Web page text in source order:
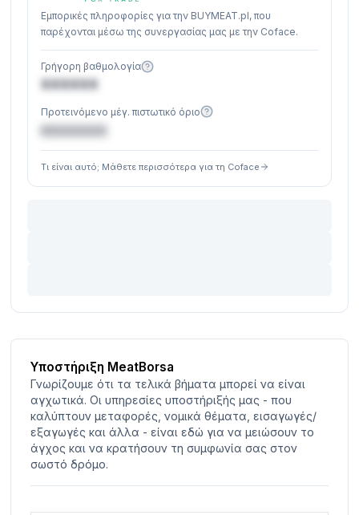
Εμπορικές πληροφορίες για την BUYMEAT.pl, που
παρέχονται μέσω της συνεργασίας μας με την Coface.
Γρήγορη βαθμολογία
XXXXXX
Προτεινόμενο μέγ. πιστωτικό όριο
Τι είναι αυτό; Μάθετε περισσότερα για τη Coface
Υποστήριξη MeatBorsa
Γνωρίζουμε ότι τα τελικά βήματα μπορεί να είναι
αγχωτικά. Οι υπηρεσίες υποστήριξής μας - που
καλύπτουν μεταφορές, νομικά θέματα, εισαγωγές/
εξαγωγές και άλλα - είναι εδώ για να μειώσουν το
άγχος και να κρατήσουν τη συμφωνία σας στον
σωστό δρόμο.